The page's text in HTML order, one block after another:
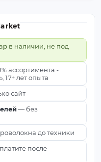
в наличии, не под
ассортимента -
17+ лет опыта
сайт
— без
до техники
после